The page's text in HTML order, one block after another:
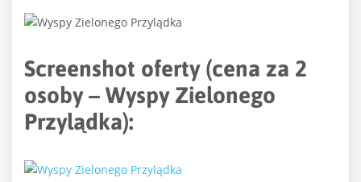
Screenshot oferty (cena za 2
osoby – Wyspy Zielonego
Przylądka):